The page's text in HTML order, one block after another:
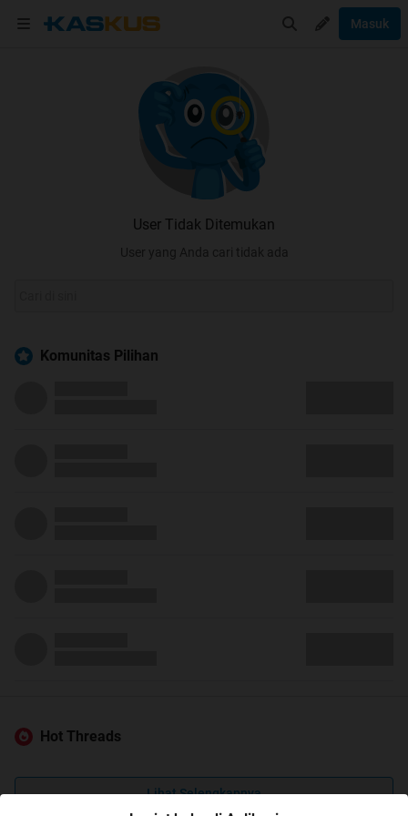
Masuk
User Tidak Ditemukan
User yang Anda cari tidak ada
Komunitas Pilihan
Hot Threads
Lihat Selengkapnya